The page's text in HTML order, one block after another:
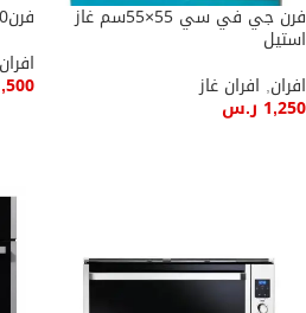
فرن جي في سي 55×55سم غاز
استيل
افران, افران غاز
1,250 ر.س
فرن60سم كهربائي جنرال الكتريك
افران